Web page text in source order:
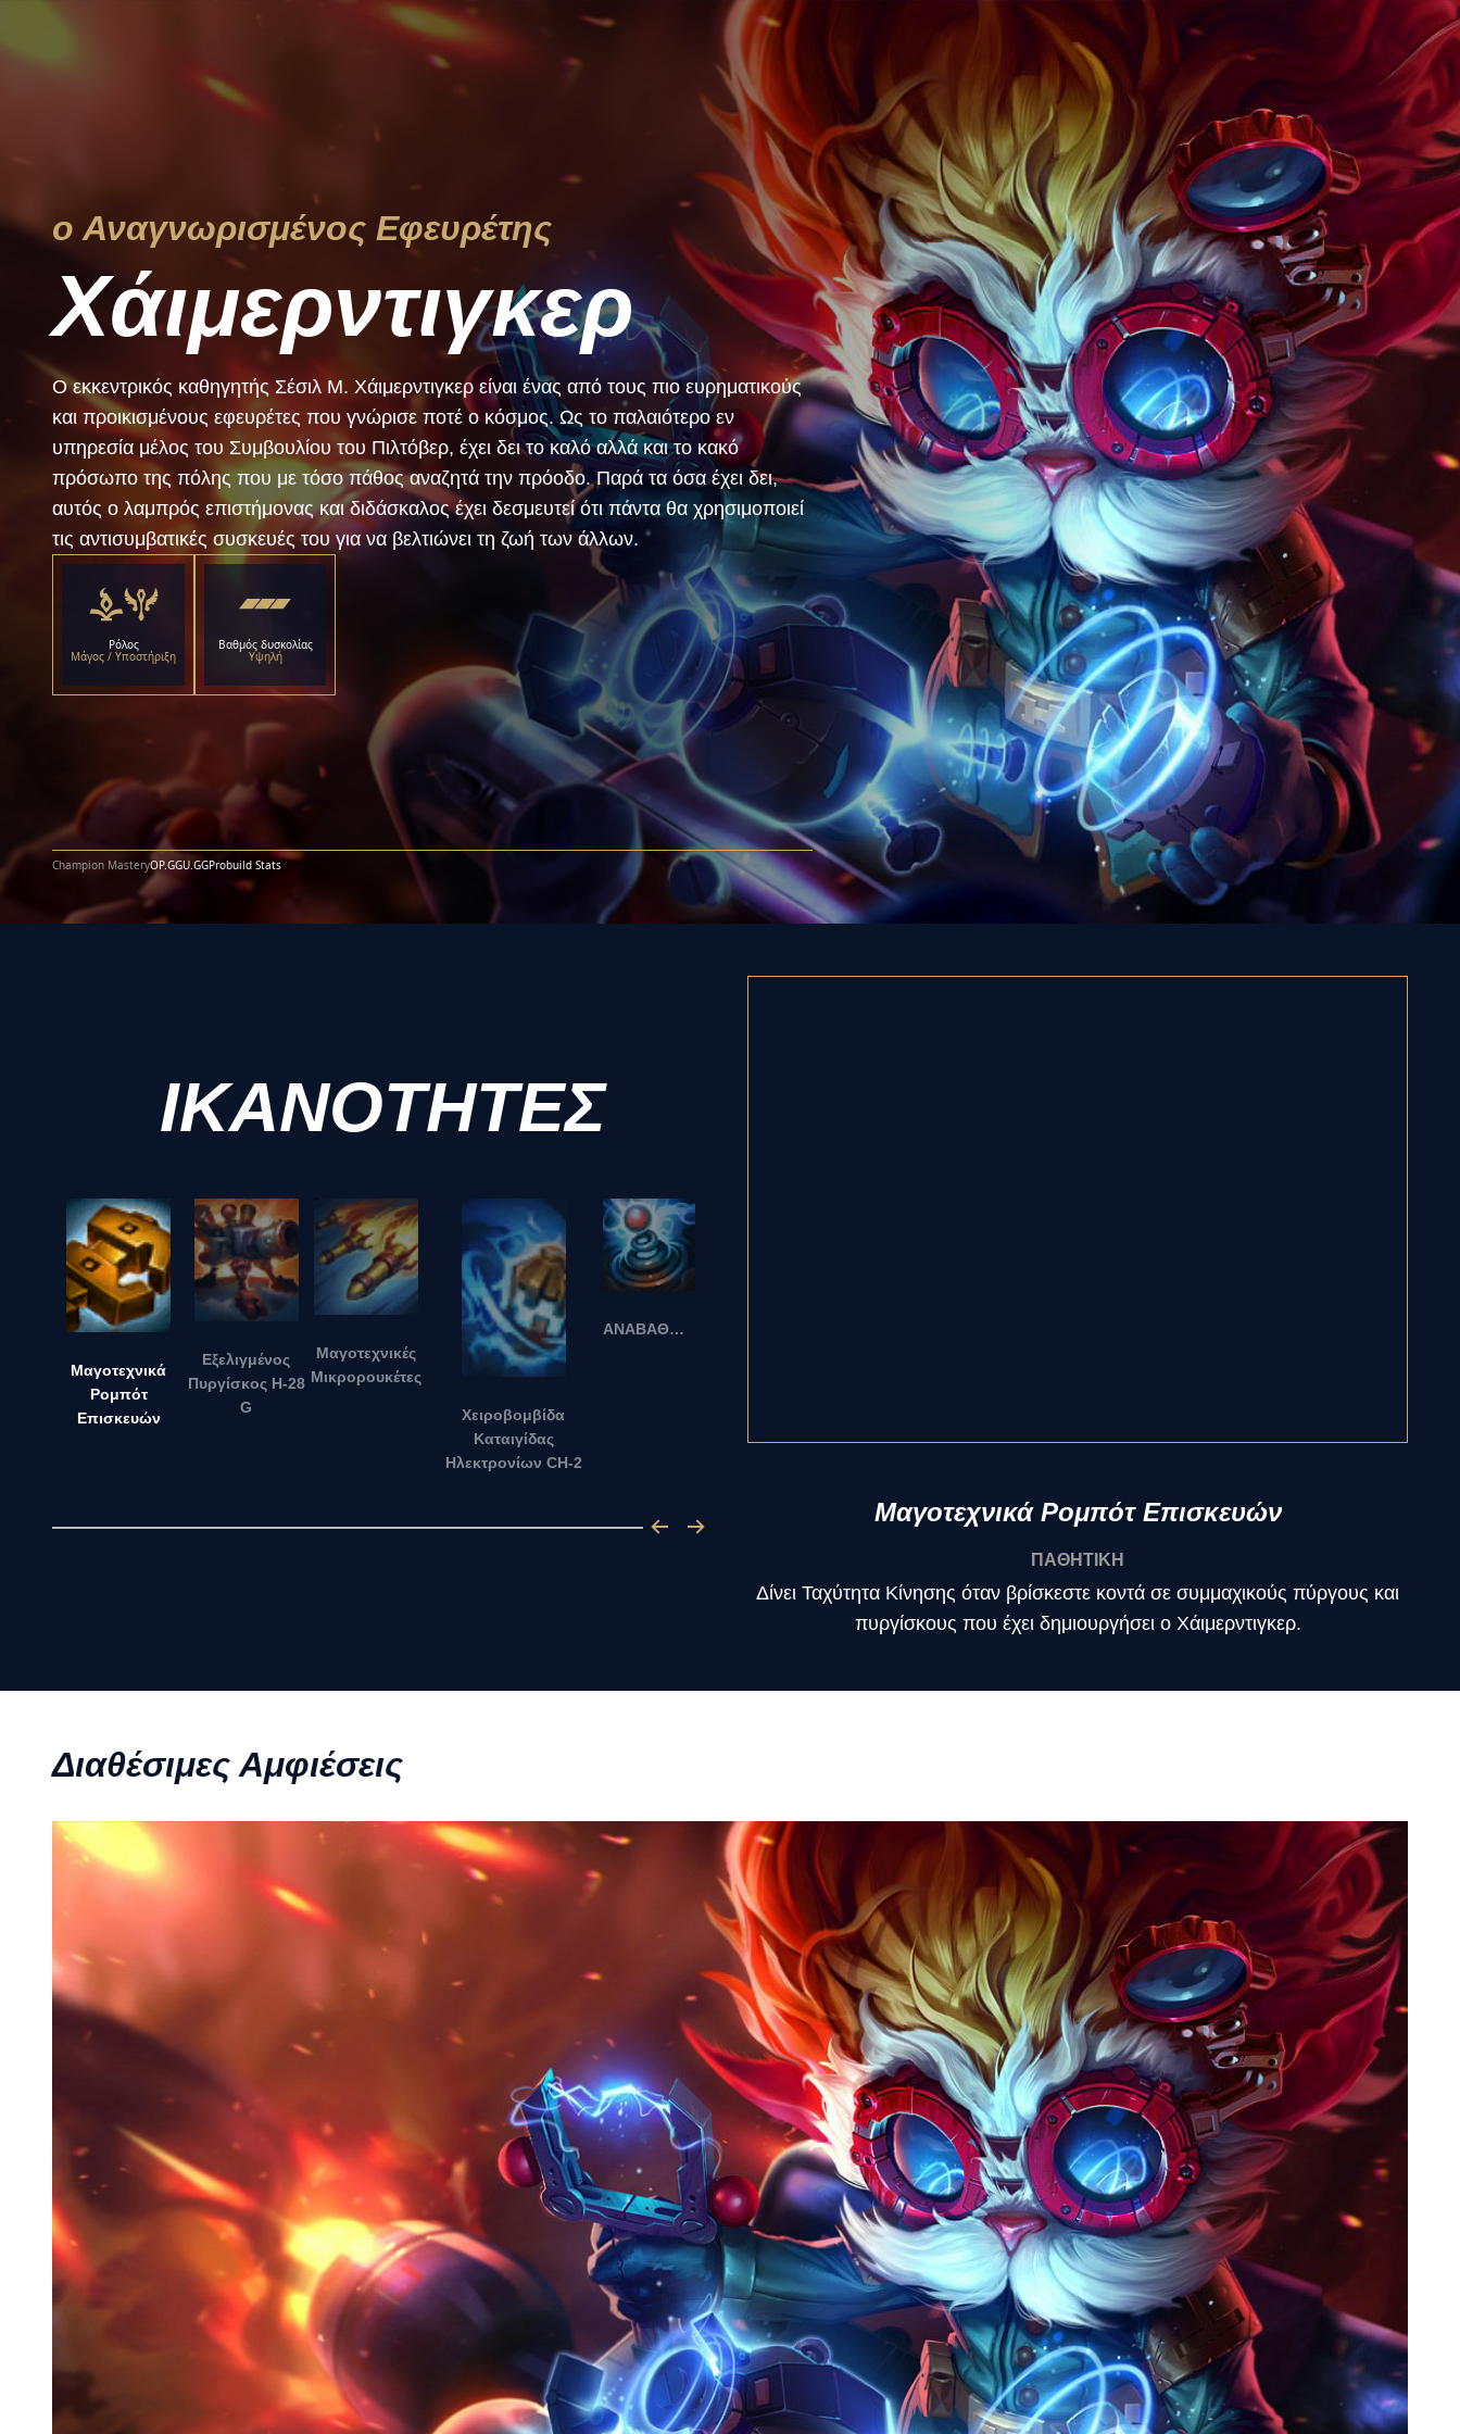
ο Αναγνωρισμένος Εφευρέτης
Χάιμερντιγκερ
Ο εκκεντρικός καθηγητής Σέσιλ Μ. Χάιμερντιγκερ είναι ένας από τους πιο ευρηματικούς
και προικισμένους εφευρέτες που γνώρισε ποτέ ο κόσμος. Ως το παλαιότερο εν
υπηρεσία μέλος του Συμβουλίου του Πιλτόβερ, έχει δει το καλό αλλά και το κακό
πρόσωπο της πόλης που με τόσο πάθος αναζητά την πρόοδο. Παρά τα όσα έχει δει,
αυτός ο λαμπρός επιστήμονας και διδάσκαλος έχει δεσμευτεί ότι πάντα θα χρησιμοποιεί
τις αντισυμβατικές συσκευές του για να βελτιώνει τη ζωή των άλλων.
Ρόλος
Μάγος / Υποστήριξη
Βαθμός δυσκολίας
Υψηλή
Champion MasteryOP.GGU.GGProbuild Stats
ΙΚΑΝΟΤΗΤΕΣ
Μαγοτεχνικά
Ρομπότ
Επισκευών
Εξελιγμένος
Πυργίσκος H-28
G
Μαγοτεχνικές
Μικρορουκέτες
Χειροβομβίδα
Καταιγίδας
Ηλεκτρονίων CH-2
ΑΝΑΒΑΘΜΙΣΗ!!!
Μαγοτεχνικά Ρομπότ Επισκευών
ΠΑΘΗΤΙΚΗ
Δίνει Ταχύτητα Κίνησης όταν βρίσκεστε κοντά σε συμμαχικούς πύργους και
πυργίσκους που έχει δημιουργήσει ο Χάιμερντιγκερ.
Διαθέσιμες Αμφιέσεις